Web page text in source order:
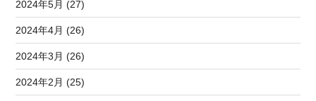
2024年5月 (27)
2024年4月 (26)
2024年3月 (26)
2024年2月 (25)